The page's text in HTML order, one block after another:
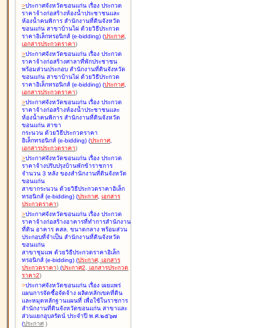
>ประกาศจังหวัดขอนแก่น เรื่อง ประกวด
ราคาจ้างก่อสร้างห้องน้ำประชาชนและ
ห้องน้ำคนพิการ สำนักงานที่ดินจังหวัด
ขอนแก่น สาขาบ้านไผ่ ด้วยวิธีประกวด
ราคาอิเล็กทรอนิกส์ (e-bidding) (ประกาศ,
เอกสารประกวดราคา)
>ประกาศจังหวัดขอนแก่น เรื่อง ประกวด
ราคาจ้างก่อสร้างศาลาที่พักประชาชน
พร้อมส่วนประกอบ สำนักงานที่ดินจังหวัด
ขอนแก่น สาขาบ้านไผ่ ด้วยวิธีประกวด
ราคาอิเล็กทรอนิกส์ (e-bidding) (ประกาศ,
เอกสารประกวดราคา)
>ประกาศจังหวัดขอนแก่น เรื่อง ประกวด
ราคาจ้างก่อสร้างห้องน้ำประชาชนและ
ห้องน้ำคนพิการ สำนักงานที่ดินจังหวัด
ขอนแก่น สาขา
กระนวน ด้วยวิธีประกวดราคา
อิเล็กทรอนิกส์ (e-bidding) (ประกาศ,
เอกสารประกวดราคา)
>ประกาศจังหวัดขอนแก่น เรื่อง ประกวด
ราคาจ้างปรับปรุงบ้านพักข้าราชการ
จำนวน 3 หลัง ของสำนักงานที่ดินจังหวัด
ขอนแก่น
สาขากระนวน ด้วยวิธีประกวดราคาอิเล็ก
ทรอนิกส์ (e-bidding) (ประกาศ, เอกสาร
ประกวดราคา)
>ประกาศจังหวัดขอนแก่น เรื่อง ประกวด
ราคาจ้างก่อสร้างอาคารที่ทำการสำนักงาน
ที่ดิน อาคาร คสล. ขนาดกลาง พร้อมส่วน
ประกอบที่จำเป็น สำนักงานที่ดินจังหวัด
ขอนแก่น
สาขาชุมแพ ด้วยวิธีประกวดราคาอิเล็ก
ทรอนิกส์ (e-bidding) (ประกาศ, เอกสาร
ประกวดราคา) (ประกาศ2, เอกสารประกวด
ราคา2)
>ประกาศจังหวัดขอนแก่น เรื่อง เผยแพร่
แผนการจัดซื้อจัดจ้าง ผลิตหลักเขตที่ดิน
และหมุดหลักฐานแผนที่ เพื่อใช้ในราชการ
สำนักงานที่ดินจังหวัดขอนแก่น สาขาและ
ส่วนแยกอุบลรัตน์ ประจำปี พ.ศ.๒๕๖๗
(ประกาศ )